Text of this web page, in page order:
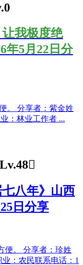
让我极度绝
年5月22日分
。 分享者：紫金姓
：林业工作者 ...
Lv.48
八年》山西
日分享
便。 分享者：珍姓
：农民联系电话：1